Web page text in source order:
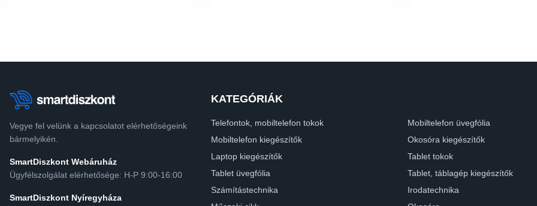
Vegye fel velünk a kapcsolatot elérhetőségeink
bármelyikén.
SmartDiszkont Webáruház
Ügyfélszolgálat elérhetősége: H-P 9:00-16:00
SmartDiszkont Nyíregyháza
KATEGÓRIÁK
Telefontok, mobiltelefon tokok
Mobiltelefon üvegfólia
Mobiltelefon kiegészítők
Okosóra kiegészítők
Laptop kiegészítők
Tablet tokok
Tablet üvegfólia
Tablet, táblagép kiegészítők
Számítástechnika
Irodatechnika